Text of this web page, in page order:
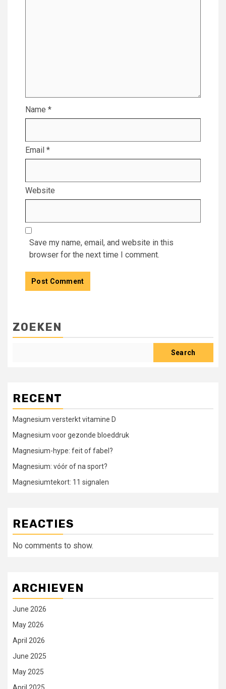
Name *
Email *
Website
Save my name, email, and website in this
browser for the next time I comment.
ZOEKEN
Search
RECENT
Magnesium versterkt vitamine D
Magnesium voor gezonde bloeddruk
Magnesium-hype: feit of fabel?
Magnesium: vóór of na sport?
Magnesiumtekort: 11 signalen
REACTIES
No comments to show.
ARCHIEVEN
June 2026
May 2026
April 2026
June 2025
May 2025